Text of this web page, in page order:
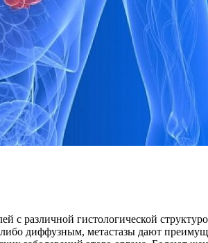
с различной гистологической
диффузным, метастазы дают